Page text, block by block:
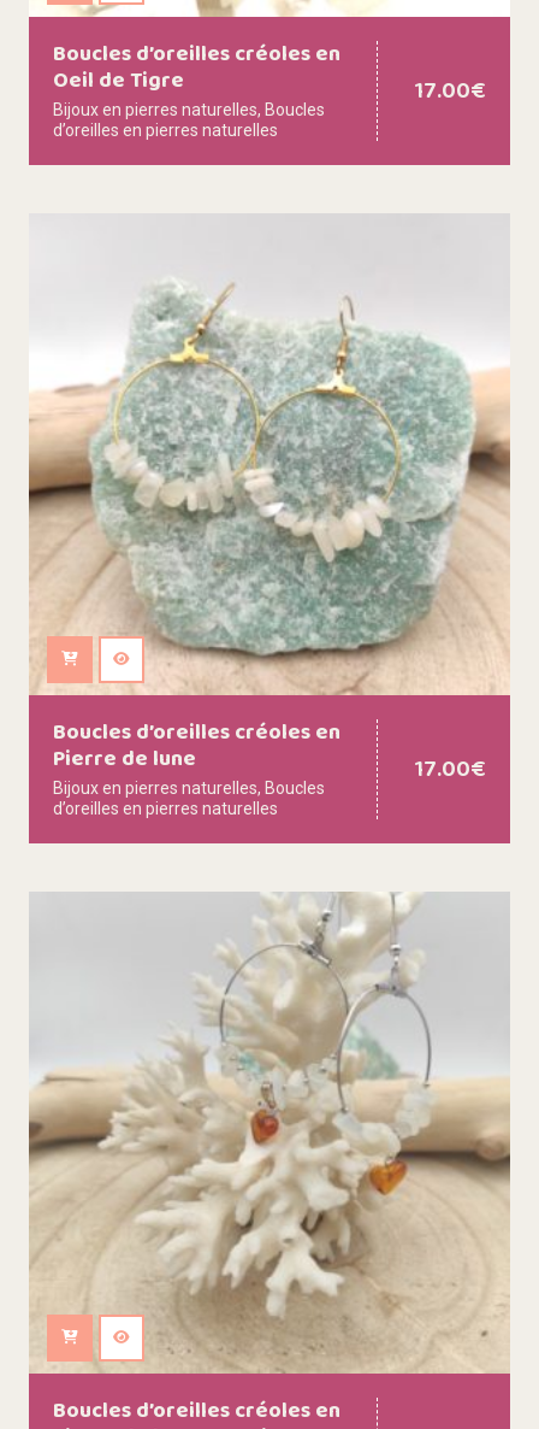
Boucles d’oreilles créoles en
Oeil de Tigre
Bijoux en pierres naturelles, Boucles
d’oreilles en pierres naturelles
17.00€
Ajouter au panier
Boucles d’oreilles créoles en
Pierre de lune
Bijoux en pierres naturelles, Boucles
d’oreilles en pierres naturelles
17.00€
Ajouter au panier
Boucles d’oreilles créoles en